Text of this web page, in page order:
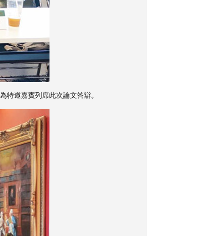
特邀嘉賓列席此次論文答辯。